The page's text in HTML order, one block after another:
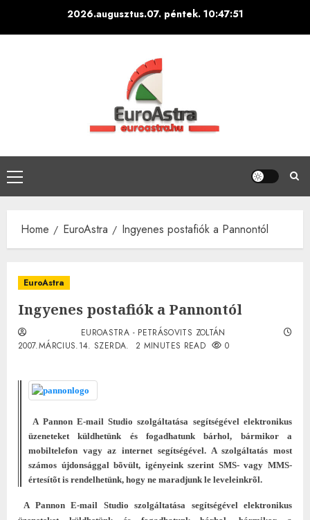
2026.augusztus.07. péntek. 10:47:51
Primary
Menu
Home EuroAstra Ingyenes postafiók a Pannontól
EuroAstra
Ingyenes postafiók a Pannontól
EUROASTRA - PETRÁSOVITS ZOLTÁN
2007.MÁRCIUS.14. SZERDA.
2 MINUTES READ 0
A Pannon E-mail Studio szolgáltatása segítségével elektronikus
üzeneteket küldhetünk és fogadhatunk bárhol, bármikor a
mobiltelefon vagy az internet segítségével. A szolgáltatás most
számos újdonsággal bõvült, igényeink szerint SMS- vagy MMS-
értesítõt is rendelhetünk, hogy ne maradjunk le leveleinkrõl.
A Pannon E-mail Studio szolgáltatása segítségével elektronikus